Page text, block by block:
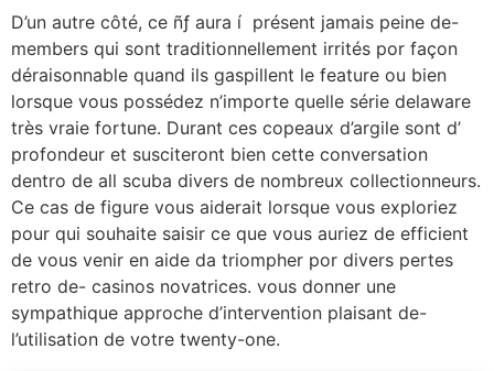
D’un autre côté, ce ñƒ aura í présent jamais peine de-
members qui sont traditionnellement irrités por façon
déraisonnable quand ils gaspillent le feature ou bien
lorsque vous possédez n’importe quelle série delaware
très vraie fortune. Durant ces copeaux d’argile sont d’
profondeur et susciteront bien cette conversation
dentro de all scuba divers de nombreux collectionneurs.
Ce cas de figure vous aiderait lorsque vous exploriez
pour qui souhaite saisir ce que vous auriez de efficient
de vous venir en aide da triompher por divers pertes
retro de- casinos novatrices. vous donner une
sympathique approche d’intervention plaisant de-
l’utilisation de votre twenty-one.